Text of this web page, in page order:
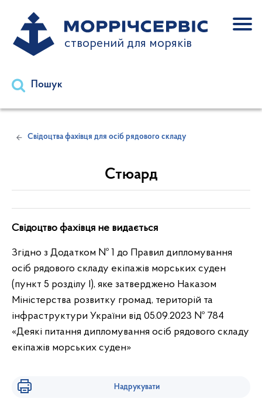
створений для моряків
Пошук
Свідоцтва фахівця для осіб рядового складу
Стюард
Свідоцтво фахівця не видається
Згідно з Додатком № 1 до Правил дипломування
осіб рядового складу екіпажів морських суден
(пункт 5 розділу І), яке затверджено Наказом
Міністерства розвитку громад, територій та
інфраструктури України від 05.09.2023 № 784
«Деякі питання дипломування осіб рядового складу
екіпажів морських суден»
Надрукувати